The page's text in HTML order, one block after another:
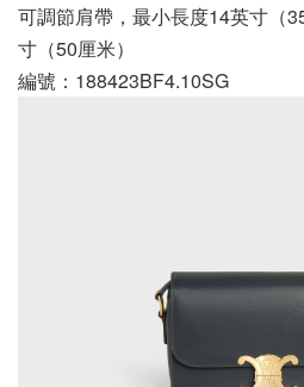
可調節肩帶，最小長度14英寸（
寸（50厘米）
編號：188423BF4.10SG